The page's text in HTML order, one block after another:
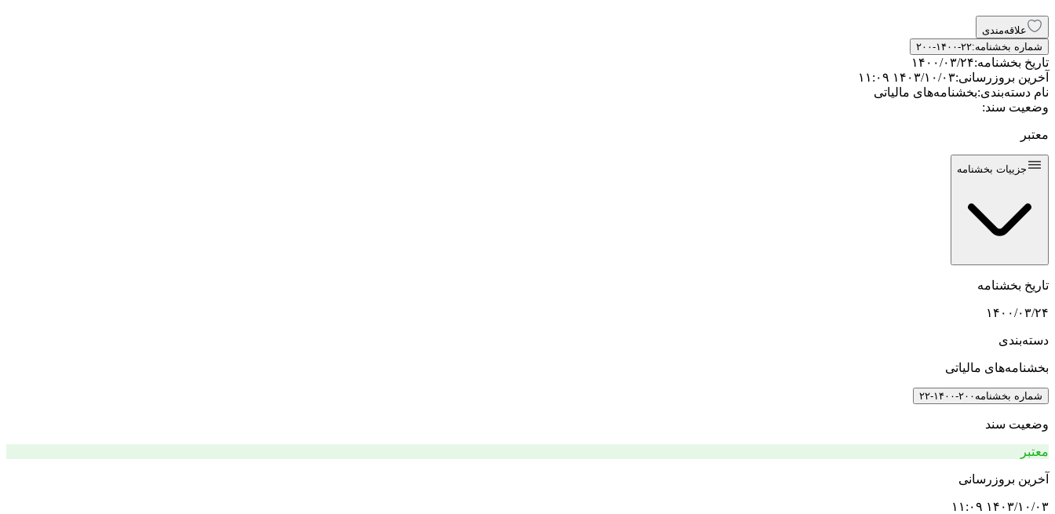
علاقه‌مندی
شماره بخشنامه:۲۰۰-۱۴۰۰-۲۲
تاریخ بخشنامه:۱۴۰۰/۰۳/۲۴
آخرین بروزرسانی:۱۴۰۳/۱۰/۰۳ ۱۱:۰۹
نام دسته‌بندی:بخشنامه‌های مالیاتی
وضعیت سند:
معتبر
جزییات بخشنامه
تاریخ بخشنامه
۱۴۰۰/۰۳/۲۴
دسته‌بندی
بخشنامه‌های مالیاتی
شماره بخشنامه ۲۰۰-۱۴۰۰-۲۲
وضعیت سند
معتبر
آخرین بروزرسانی
۱۴۰۳/۱۰/۰۳ ۱۱:۰۹